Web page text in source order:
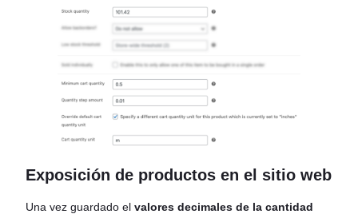
Exposición de productos en el sitio web
Una vez guardado el valores decimales de la cantidad